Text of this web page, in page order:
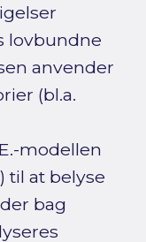
lovbundne
anvender
(bl.a.
modellen
til at belyse
bag